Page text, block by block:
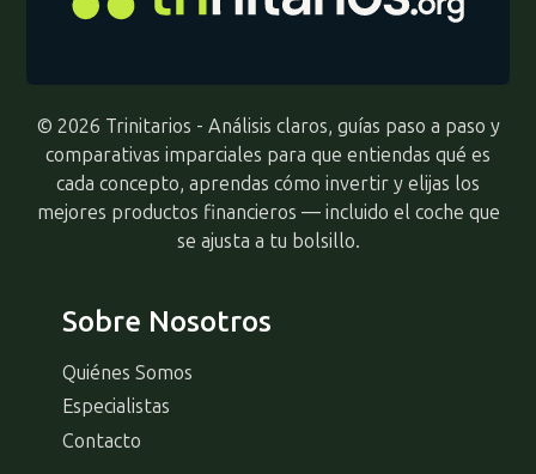
© 2026 Trinitarios - Análisis claros, guías paso a paso y
comparativas imparciales para que entiendas qué es
cada concepto, aprendas cómo invertir y elijas los
mejores productos financieros — incluido el coche que
se ajusta a tu bolsillo.
Sobre Nosotros
Quiénes Somos
Especialistas
Contacto